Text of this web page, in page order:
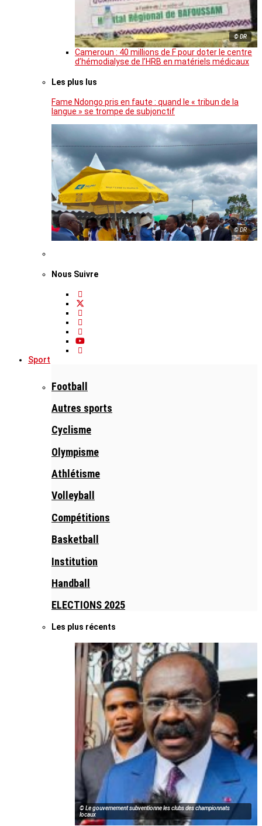
© DR
Cameroun : 40 millions de F pour doter le centre
d’hémodialyse de l’HRB en matériels médicaux
Les plus lus
Fame Ndongo pris en faute : quand le « tribun de la
langue » se trompe de subjonctif
© DR
Nous Suivre
Sport
Football
Autres sports
Cyclisme
Olympisme
Athlétisme
Volleyball
Compétitions
Basketball
Institution
Handball
ELECTIONS 2025
Les plus récents
© Le gouvernement subventionne les clubs des championnats
locaux